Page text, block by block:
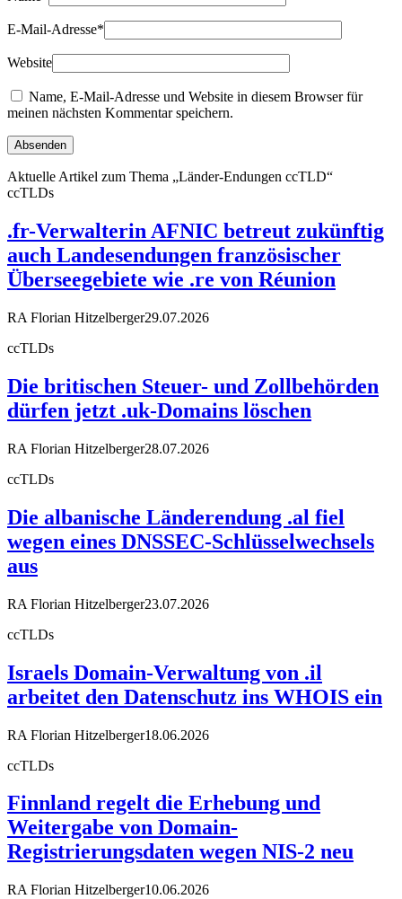
E-Mail-Adresse*
Website
Name, E-Mail-Adresse und Website in diesem Browser für
meinen nächsten Kommentar speichern.
Aktuelle Artikel zum Thema „Länder-Endungen ccTLD“
ccTLDs
.fr-Verwalterin AFNIC betreut zukünftig
auch Landesendungen französischer
Überseegebiete wie .re von Réunion
RA Florian Hitzelberger29.07.2026
ccTLDs
Die britischen Steuer- und Zollbehörden
dürfen jetzt .uk-Domains löschen
RA Florian Hitzelberger28.07.2026
ccTLDs
Die albanische Länderendung .al fiel
wegen eines DNSSEC-Schlüsselwechsels
aus
RA Florian Hitzelberger23.07.2026
ccTLDs
Israels Domain-Verwaltung von .il
arbeitet den Datenschutz ins WHOIS ein
RA Florian Hitzelberger18.06.2026
ccTLDs
Finnland regelt die Erhebung und
Weitergabe von Domain-
Registrierungsdaten wegen NIS-2 neu
RA Florian Hitzelberger10.06.2026